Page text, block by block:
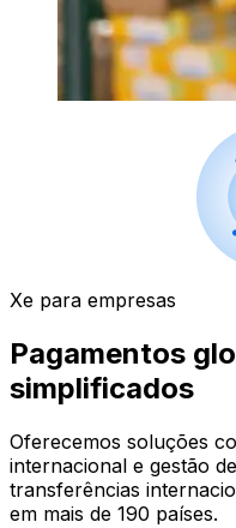
Xe para empresas
Pagamentos
simplificados
Oferecemos soluções
internacional e gestão
transferências
em mais de 190 países.